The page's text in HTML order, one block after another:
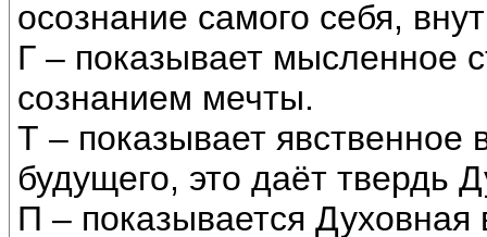
осознание самого себя,
Г – показывает мысленное
сознанием мечты.
Т – показывает явственное
будущего, это даёт твердь
П – показывается